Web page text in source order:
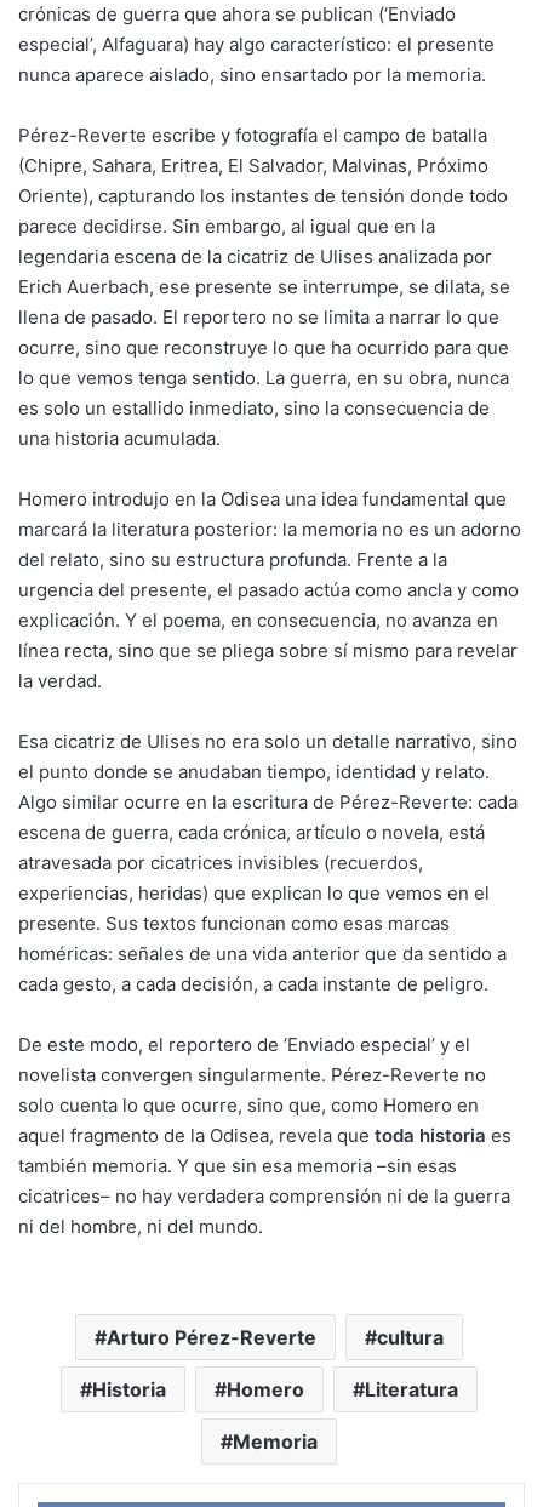
crónicas de guerra que ahora se publican (‘Enviado
especial’, Alfaguara) hay algo característico: el presente
nunca aparece aislado, sino ensartado por la memoria.
Pérez-Reverte escribe y fotografía el campo de batalla
(Chipre, Sahara, Eritrea, El Salvador, Malvinas, Próximo
Oriente), capturando los instantes de tensión donde todo
parece decidirse. Sin embargo, al igual que en la
legendaria escena de la cicatriz de Ulises analizada por
Erich Auerbach, ese presente se interrumpe, se dilata, se
llena de pasado. El reportero no se limita a narrar lo que
ocurre, sino que reconstruye lo que ha ocurrido para que
lo que vemos tenga sentido. La guerra, en su obra, nunca
es solo un estallido inmediato, sino la consecuencia de
una historia acumulada.
Homero introdujo en la Odisea una idea fundamental que
marcará la literatura posterior: la memoria no es un adorno
del relato, sino su estructura profunda. Frente a la
urgencia del presente, el pasado actúa como ancla y como
explicación. Y el poema, en consecuencia, no avanza en
línea recta, sino que se pliega sobre sí mismo para revelar
la verdad.
Esa cicatriz de Ulises no era solo un detalle narrativo, sino
el punto donde se anudaban tiempo, identidad y relato.
Algo similar ocurre en la escritura de Pérez-Reverte: cada
escena de guerra, cada crónica, artículo o novela, está
atravesada por cicatrices invisibles (recuerdos,
experiencias, heridas) que explican lo que vemos en el
presente. Sus textos funcionan como esas marcas
homéricas: señales de una vida anterior que da sentido a
cada gesto, a cada decisión, a cada instante de peligro.
De este modo, el reportero de ‘Enviado especial’ y el
novelista convergen singularmente. Pérez-Reverte no
solo cuenta lo que ocurre, sino que, como Homero en
aquel fragmento de la Odisea, revela que toda historia es
también memoria. Y que sin esa memoria –sin esas
cicatrices– no hay verdadera comprensión ni de la guerra
ni del hombre, ni del mundo.
Arturo Pérez-Reverte cultura
Historia Homero Literatura
Memoria